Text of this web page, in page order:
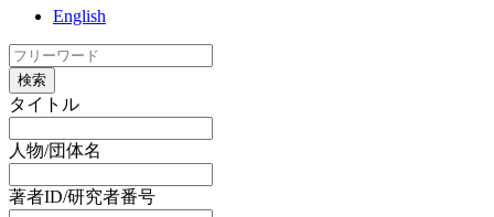
English
検索
タイトル
人物/団体名
著者ID/研究者番号